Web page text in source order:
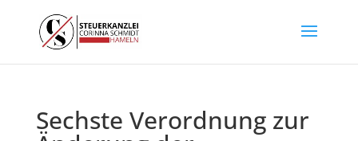
Sechste Verordnung zur